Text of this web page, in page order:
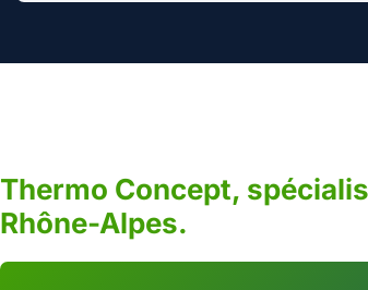
Thermo Concept,
Rhône-Alpes.